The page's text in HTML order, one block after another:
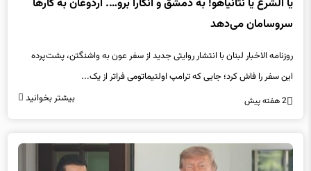
یا الشرع یا نتانیاهو! به دمشق و آنکارا برو…. اردوغان به کارها
سروسامان می‌دهد
روزنامه الاخبار لبنان با انتشار روایتی جدید از سفر عون به واشنگتن، پشت‌پرده
این سفر را فاش کرد؛ جایی که ترامپ اولتیماتومی فراتر از یک...
2 هفته پیش بیشتر بخوانید